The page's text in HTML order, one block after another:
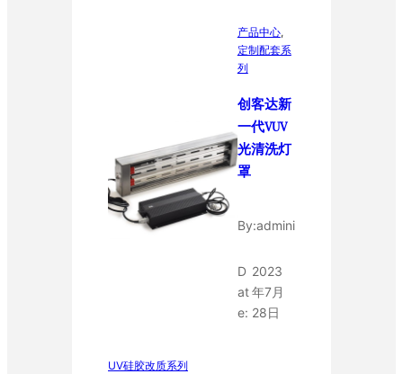
产品中心
定制配套系
列
创客达新
一代VUV
光清洗灯
罩
By:admini
D
at
e:
2023
年7月
28日
UV硅胶改质系列